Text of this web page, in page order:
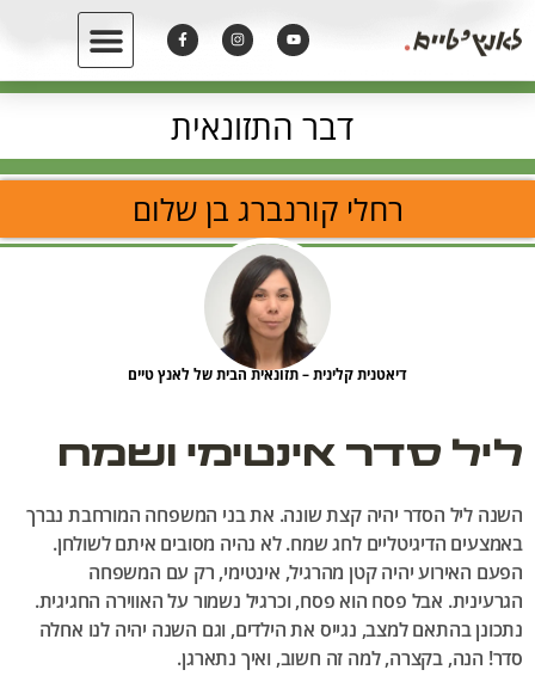
דבר התזונאית
רחלי קורנברג בן שלום
דיאטנית קלינית – תזונאית הבית של לאנץ טיים
ליל סדר אינטימי ושמח
השנה ליל הסדר יהיה קצת שונה. את בני המשפחה המורחבת נברך
באמצעים הדיגיטליים לחג שמח. לא נהיה מסובים איתם לשולחן.
הפעם האירוע יהיה קטן מהרגיל, אינטימי, רק עם המשפחה
הגרעינית. אבל פסח הוא פסח, וכרגיל נשמור על האווירה החגיגית.
נתכונן בהתאם למצב, נגייס את הילדים, וגם השנה יהיה לנו אחלה
סדר! הנה, בקצרה, למה זה חשוב, ואיך נתארגן.